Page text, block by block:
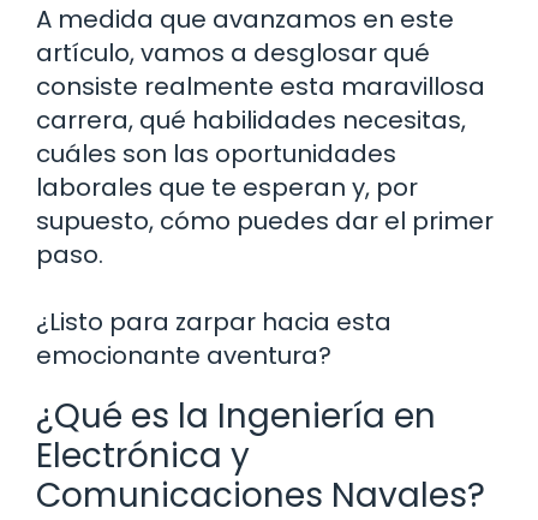
A medida que avanzamos en este
artículo, vamos a desglosar qué
consiste realmente esta maravillosa
carrera, qué habilidades necesitas,
cuáles son las oportunidades
laborales que te esperan y, por
supuesto, cómo puedes dar el primer
paso.
¿Listo para zarpar hacia esta
emocionante aventura?
¿Qué es la Ingeniería en
Electrónica y
Comunicaciones Navales?